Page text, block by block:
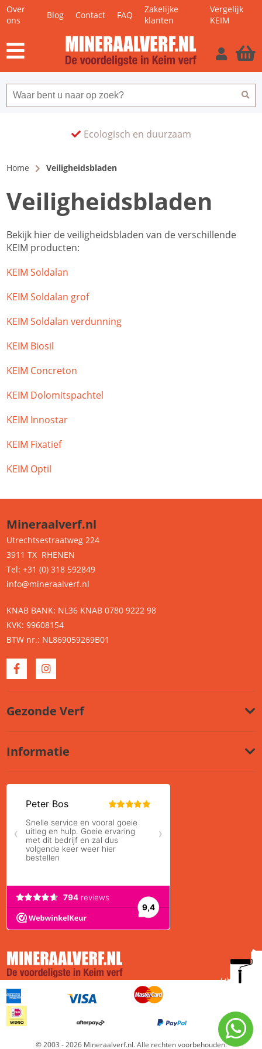
Over
ons
Blog Contact FAQ
Zakelijke
klanten
Vergelijk
KEIM
Ecologisch en duurzaam
Home Veiligheidsbladen
Veiligheidsbladen
Bekijk hier de veiligheidsbladen van de verschillende
KEIM producten:
KEIM Soldalan
KEIM Soldalan grof
KEIM Soldalan verdunning
KEIM Biosil
KEIM Concreton
KEIM Dolomitspachtel
KEIM Innostar
KEIM Fixatief
KEIM Optil
Mineraalverf.nl
Utrechtsestraatweg 224
3911 TX RHENEN
Tel: +31 (0) 318 592849
info@mineraalverf.nl
KNAB BANK: NL36 KNAB 0780 9222 98
KVK: 99608154
BTW nr.: NL869059269B01
Gezonde Verf
Informatie
© 2003 - 2026 Mineraalverf.nl. Alle rechten voorbehouden.